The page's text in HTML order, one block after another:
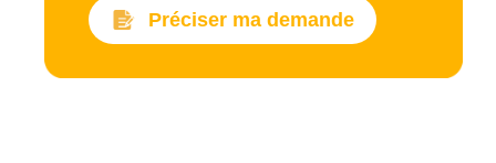
Préciser ma demande